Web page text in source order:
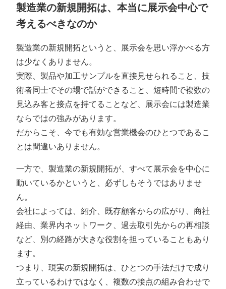
製造業の新規開拓は、本当に展示会中心で
考えるべきなのか
製造業の新規開拓というと、展示会を思い浮かべる方
は少なくありません。
実際、製品や加工サンプルを直接見せられること、技
術者同士でその場で話ができること、短時間で複数の
見込み客と接点を持てることなど、展示会には製造業
ならではの強みがあります。
だからこそ、今でも有効な営業機会のひとつであるこ
とは間違いありません。
一方で、製造業の新規開拓が、すべて展示会を中心に
動いているかというと、必ずしもそうではありませ
ん。
会社によっては、紹介、既存顧客からの広がり、商社
経由、業界内ネットワーク、過去取引先からの再相談
など、別の経路が大きな役割を担っていることもあり
ます。
つまり、現実の新規開拓は、ひとつの手法だけで成り
立っているわけではなく、複数の接点の組み合わせで